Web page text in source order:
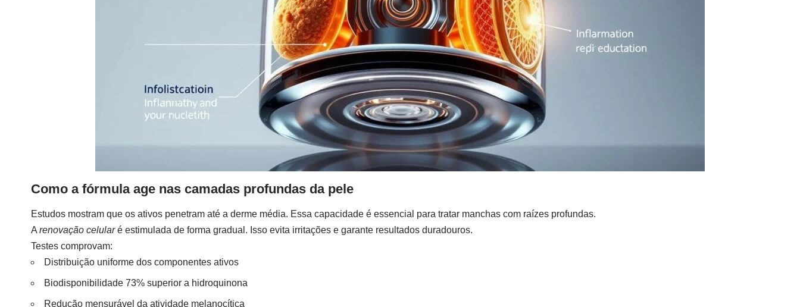
Como a fórmula age nas camadas profundas da pele
Estudos mostram que os ativos penetram até a derme média. Essa capacidade é essencial para tratar manchas com raízes profundas.
A renovação celularé estimulada de forma gradual. Isso evita irritações e garante resultados duradouros.
Testes comprovam:
Distribuição uniforme dos componentes ativos
Biodisponibilidade 73% superior a hidroquinona
Redução mensurável da atividade melanocítica